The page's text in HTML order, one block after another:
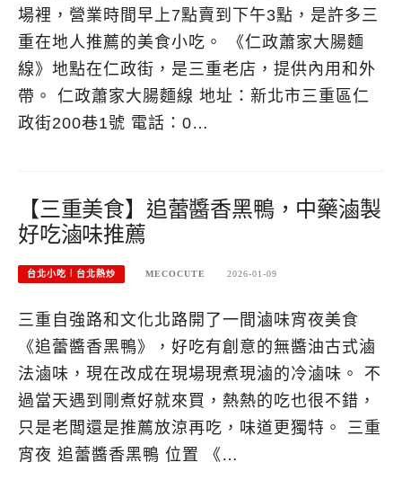
場裡，營業時間早上7點賣到下午3點，是許多三
重在地人推薦的美食小吃。 《仁政蕭家大腸麵
線》地點在仁政街，是三重老店，提供內用和外
帶。 仁政蕭家大腸麵線 地址：新北市三重區仁
政街200巷1號 電話：0…
【三重美食】追蕾醬香黑鴨，中藥滷製
好吃滷味推薦
台北小吃︱台北熱炒 MECOCUTE 2026-01-09
三重自強路和文化北路開了一間滷味宵夜美食
《追蕾醬香黑鴨》，好吃有創意的無醬油古式滷
法滷味，現在改成在現場現煮現滷的冷滷味。 不
過當天遇到剛煮好就來買，熱熱的吃也很不錯，
只是老闆還是推薦放涼再吃，味道更獨特。 三重
宵夜 追蕾醬香黑鴨 位置 《…